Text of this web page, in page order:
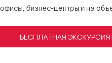
офисы, бизнес-центры и на
БЕСПЛАТНАЯ